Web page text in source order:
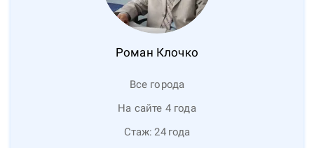
Роман Клочко
Все города
На сайте 4 года
Стаж: 24 года